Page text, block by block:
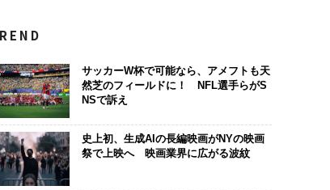
サッカーW杯で可能なら、アメフトも天
然芝のフィールドに！ NFL選手らがS
NSで訴え
史上初、生成AIの長編映画がNYの映画
祭で上映へ 映画業界に広がる波紋